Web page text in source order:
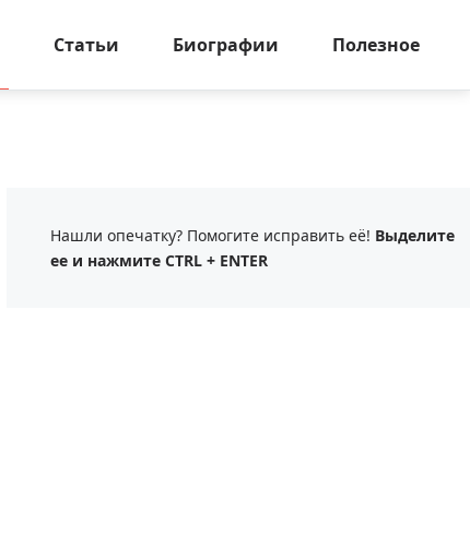
Статьи Биографии Полезное
Нашли опечатку? Помогите исправить её! Выделите
ее и нажмите CTRL + ENTER